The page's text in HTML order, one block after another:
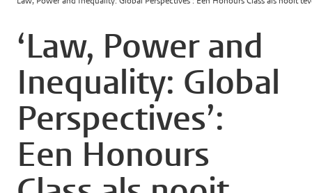
‘Law, Power and
Inequality: Global
Perspectives’:
Een Honours